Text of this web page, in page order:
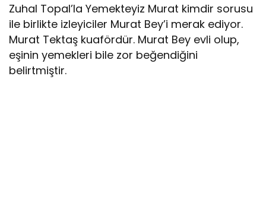
Zuhal Topal’la Yemekteyiz Murat kimdir sorusu
ile birlikte izleyiciler Murat Bey’i merak ediyor.
Murat Tektaş kuafördür. Murat Bey evli olup,
eşinin yemekleri bile zor beğendiğini
belirtmiştir.